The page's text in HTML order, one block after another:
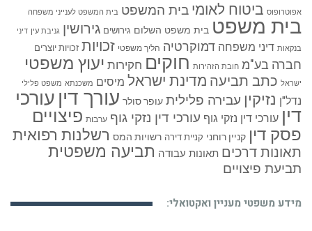
אפוטרופוס ביטוח לאומי בית המשפט בית המשפט לענייני משפחה
בית משפט בית משפט השלום גירושים גירושין גניבת עין דיני
בנקאות דיני משפחה דמוקרטיה הליך משפטי זכויות זכויות יוצרים
חברה בע"מ חובת הזהירות חוקים חקירות יעוץ משפטי
ישראל כתב תביעה מדינת ישראל מיסים משכנתא משפט פלילי
נדל"ן נזיקין עבירה פלילית עופר סולר עורך דין עורכי
דין עורכי דין נזקי גוף עורכי דין נזקי גוף ערבות פיצויים
פסק דין קניין רוחני קניית דירה רשויות המס רשלנות רפואית
תאונות דרכים תאונות עבודה תביעה משפטית
תביעת פיצויים
מידע משפטי מעניין ואקטואלי: